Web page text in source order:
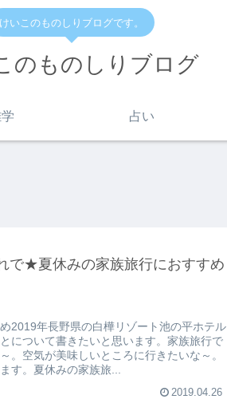
けいこのものしりブログです。
のものしりブログ
占い
で★夏休みの家族旅行におすすめ
2019年長野県の白樺リゾート池の平ホテル
について書きたいと思います。家族旅行で
。空気が美味しいところに行きたいな～。
す。夏休みの家族旅...
2019.04.26